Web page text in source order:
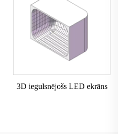
3D iegulsnējošs LED ekrāns